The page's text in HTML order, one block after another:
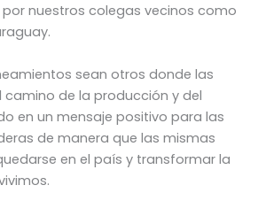
nuestros colegas vecinos como
sean otros donde las
camino de la producción y del
en un mensaje positivo para las
de manera que las mismas
en el país y transformar la